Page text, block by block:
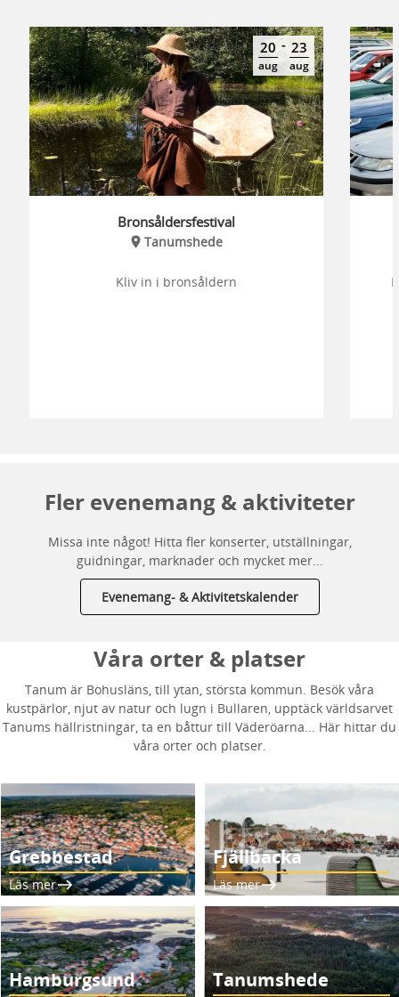
20
aug
- 23
aug
Bronsåldersfestival
Tanumshede
Kliv in i bronsåldern
Fler evenemang & aktiviteter
Missa inte något! Hitta fler konserter, utställningar,
guidningar, marknader och mycket mer...
Evenemang- & Aktivitetskalender
Våra orter & platser
Tanum är Bohusläns, till ytan, största kommun. Besök våra
kustpärlor, njut av natur och lugn i Bullaren, upptäck världsarvet
Tanums hällristningar, ta en båttur till Väderöarna... Här hittar du
våra orter och platser.
Grebbestad
Läs mer
Fjällbacka
Läs mer
Hamburgsund Tanumshede